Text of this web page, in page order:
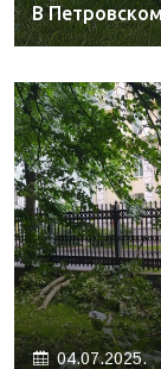
В
04.07.2025.